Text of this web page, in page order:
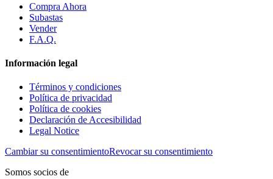
Compra Ahora
Subastas
Vender
F.A.Q.
Información legal
Términos y condiciones
Política de privacidad
Política de cookies
Declaración de Accesibilidad
Legal Notice
Cambiar su consentimientoRevocar su consentimiento
Somos socios de